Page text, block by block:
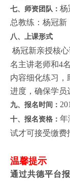
七、师资团队： 杨
总教练： 杨冠新
八、上课形式
杨冠新亲授核
名主讲老师和4
内容细化练习，
进度，确保学员
九、报名时间：
十、报名资格 ： 年
试才可接受缴费
温馨提示
通过共德平台